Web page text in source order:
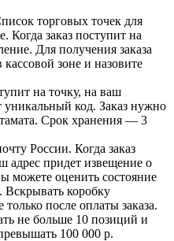
торговых точек для
Когда заказ поступит на
Для получения заказа
кассовой зоне и назовите
на точку, на ваш
уникальный код. Заказ нужно
Срок хранения — 3
России. Когда заказ
адрес придет извещение о
можете оценить состояние
Вскрывать коробку
после оплаты заказа.
не больше 10 позиций и
100 000 р.